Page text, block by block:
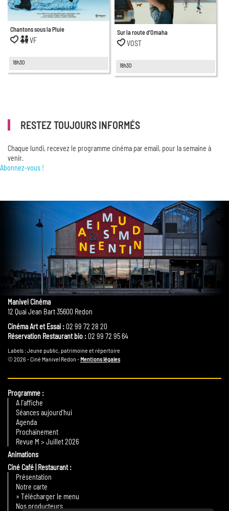
Chantons sous la Pluie
VF
18h30
Sur la route d’Omaha
VOST
18h30
RESTEZ TOUJOURS INFORMÉS
Chaque lundi, recevez le programme cinéma par email, pour la semaine à
venir.
Abonnez-vous !
Manivel Cinéma
12 Quai Jean Bart 35600 Redon
Cinéma Art et Essai :02 99 72 28 20
Réservation Restaurant bio :02 99 72 95 64
Labels : Jeune public, patrimoine et répertoire
© 2026 - Ciné Manivel Redon - Mentions légales
Programme
A l'affiche
Séances aujourd'hui
Agenda
Prochainement
Revue M > Juillet 2026
Animations
Ciné Café | Restaurant
Présentation
Notre carte
» Télécharger le menu
Nos producteurs